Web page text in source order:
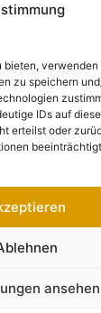
bieten,
zu speichern
IDs auf
erteilst oder
ansehen